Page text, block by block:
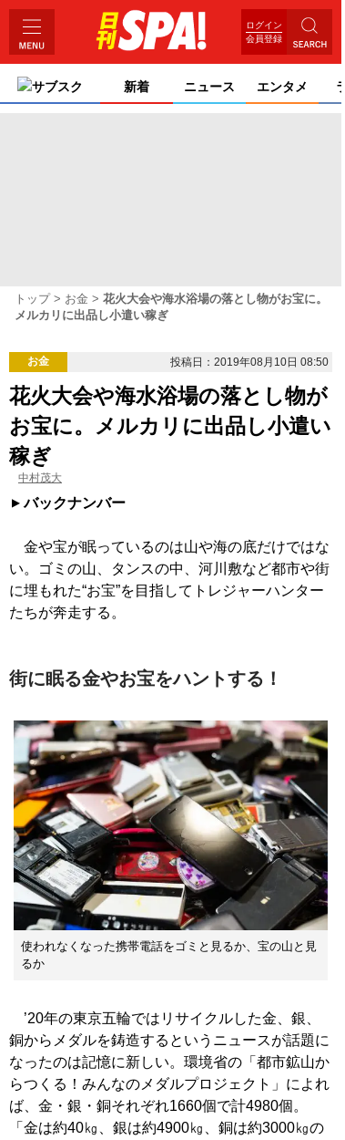
ログイン
会員登録
サブスク 新着 ニュース エンタメ
トップ お金
花火大会や海水浴場の落とし物がお宝に。
メルカリに出品し小遣い稼ぎ
お金 投稿日：2019年08月10日 08:50
花火大会や海水浴場の落とし物が
お宝に。メルカリに出品し小遣い
稼ぎ
中村茂大
バックナンバー
金や宝が眠っているのは山や海の底だけではな
い。ゴミの山、タンスの中、河川敷など都市や街
に埋もれた“お宝”を目指してトレジャーハンター
たちが奔走する。
街に眠る金やお宝をハントする！
使われなくなった携帯電話をゴミと見るか、宝の山と見
るか
’20年の東京五輪ではリサイクルした金、銀、
銅からメダルを鋳造するというニュースが話題に
なったのは記憶に新しい。環境省の「都市鉱山か
らつくる！みんなのメダルプロジェクト」によれ
ば、金・銀・銅それぞれ1660個で計4980個。
「金は約40㎏、銀は約4900㎏、銅は約3000㎏の